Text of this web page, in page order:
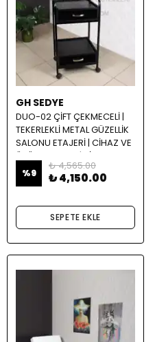
GH SEDYE
DUO-02 ÇİFT ÇEKMECELİ |
TEKERLEKLİ METAL GÜZELLİK
SALONU ETAJERİ | CİHAZ VE
ÜRÜN SEHPASI | SİYAH
%9
₺ 4,565.00
₺ 4,150.00
SEPETE EKLE